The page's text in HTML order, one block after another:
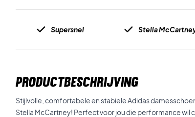
Supersnel Stella
PRODUCTBESCHRIJVING
Stijlvolle, comfortabele en stabiele Adidas
Stella McCartney! Perfect voor jou die performance wil